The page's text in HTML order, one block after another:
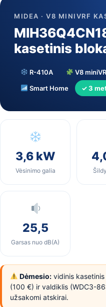
MIDEA · V8 MINIVRF
kasetinis
R-410A
V8
Smart Home
✓ 3
3,6 kW
Vėsinimo galia
25,5
Garsas nuo dB(A)
Dėmesio:vidinis kasetinis
(100 €) ir valdiklis (WDC3-
užsakomi atskirai.